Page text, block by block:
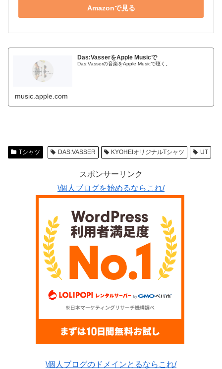
Amazonで見る
Das:VasserをApple Musicで
Das:Vasserの音楽をApple Musicで聴く。
music.apple.com
Tシャツ DAS:VASSER KYOHEIオリジナルTシャツ UT
スポンサーリンク
\個人ブログを始めるならこれ/
\個人ブログのドメインとるならこれ/